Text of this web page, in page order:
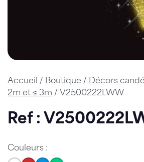
Accueil / Boutique / Décors
2m et ≤ 3m / V2500222LWW
Ref :
Couleurs :